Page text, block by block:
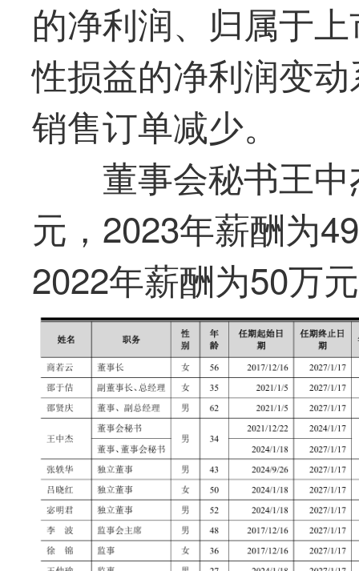
的净利润、归属于
性损益的净利润变
销售订单减少。
董事会秘书王
元，2023年薪酬为
2022年薪酬为50万